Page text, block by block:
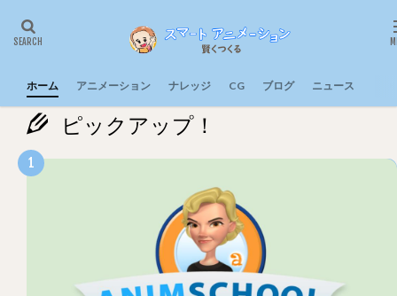
ホーム アニメーション ナレッジ CG ブログ ニュース
ピックアップ！